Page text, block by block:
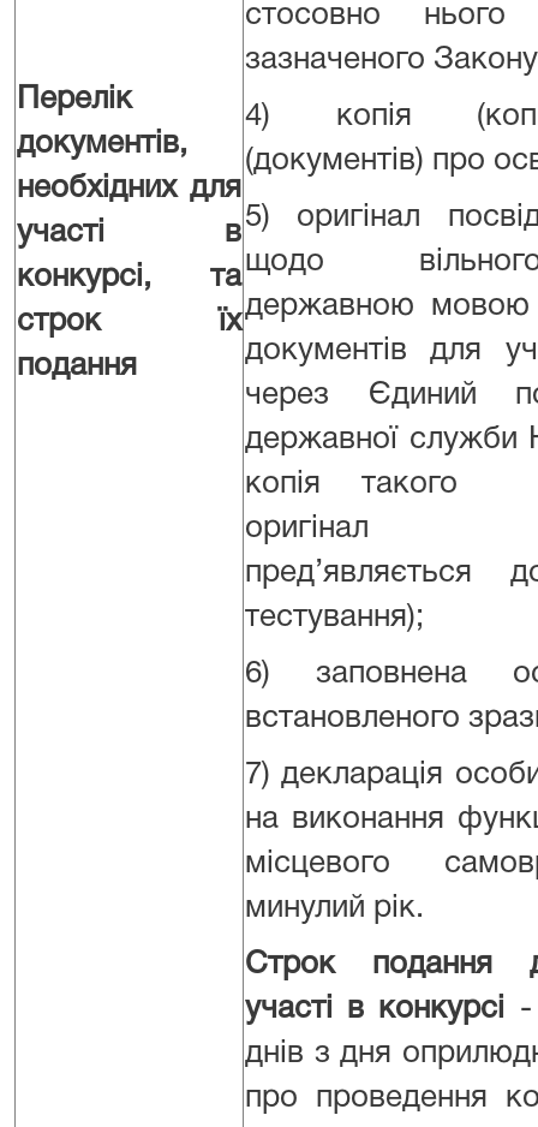
Перелік
документів,
необхідних для
участі в
конкурсі, та
строк їх
подання
стосовно нього
зазначеного
4) копія
(документів) про
5) оригінал
щодо
державною мовою
документів для
через Єдиний
державної служби
копія такого
оригінал
пред’являється
тестування);
6) заповнена
встановленого
7) декларація
на виконання
місцевого
минулий рік.
Строк подання
участі в конкурсі -
днів з дня
про проведення